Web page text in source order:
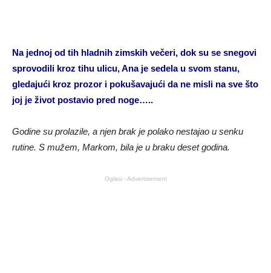
Na jednoj od tih hladnih zimskih večeri, dok su se snegovi
sprovodili kroz tihu ulicu, Ana je sedela u svom stanu,
gledajući kroz prozor i pokušavajući da ne misli na sve što
joj je život postavio pred noge…..
Godine su prolazile, a njen brak je polako nestajao u senku
rutine. S mužem, Markom, bila je u braku deset godina.
Oglasi - Advertisement